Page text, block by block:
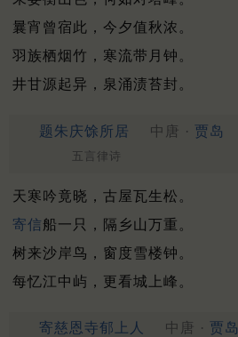
曩宵曾宿此，今夕值秋浓。
羽族栖烟竹，寒流带月钟。
井甘源起异，泉涌渍苔封。
题朱庆馀所居 中唐 · 贾岛
五言律诗
天寒吟竟晓，古屋瓦生松。
寄信船一只，隔乡山万重。
树来沙岸鸟，窗度雪楼钟。
每忆江中屿，更看城上峰。
寄慈恩寺郁上人 中唐 · 贾岛